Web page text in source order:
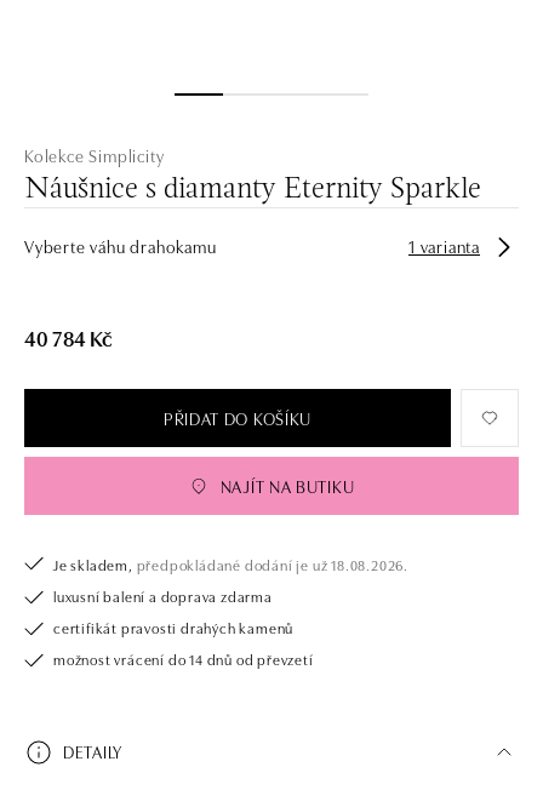
Kolekce Simplicity
Náušnice s diamanty Eternity Sparkle
Vyberte váhu drahokamu 1 varianta
40 784 Kč
PŘIDAT DO KOŠÍKU
NAJÍT NA BUTIKU
Je skladem, předpokládané dodání je už 18.08.2026.
luxusní balení a doprava zdarma
certifikát pravosti drahých kamenů
možnost vrácení do 14 dnů od převzetí
DETAILY